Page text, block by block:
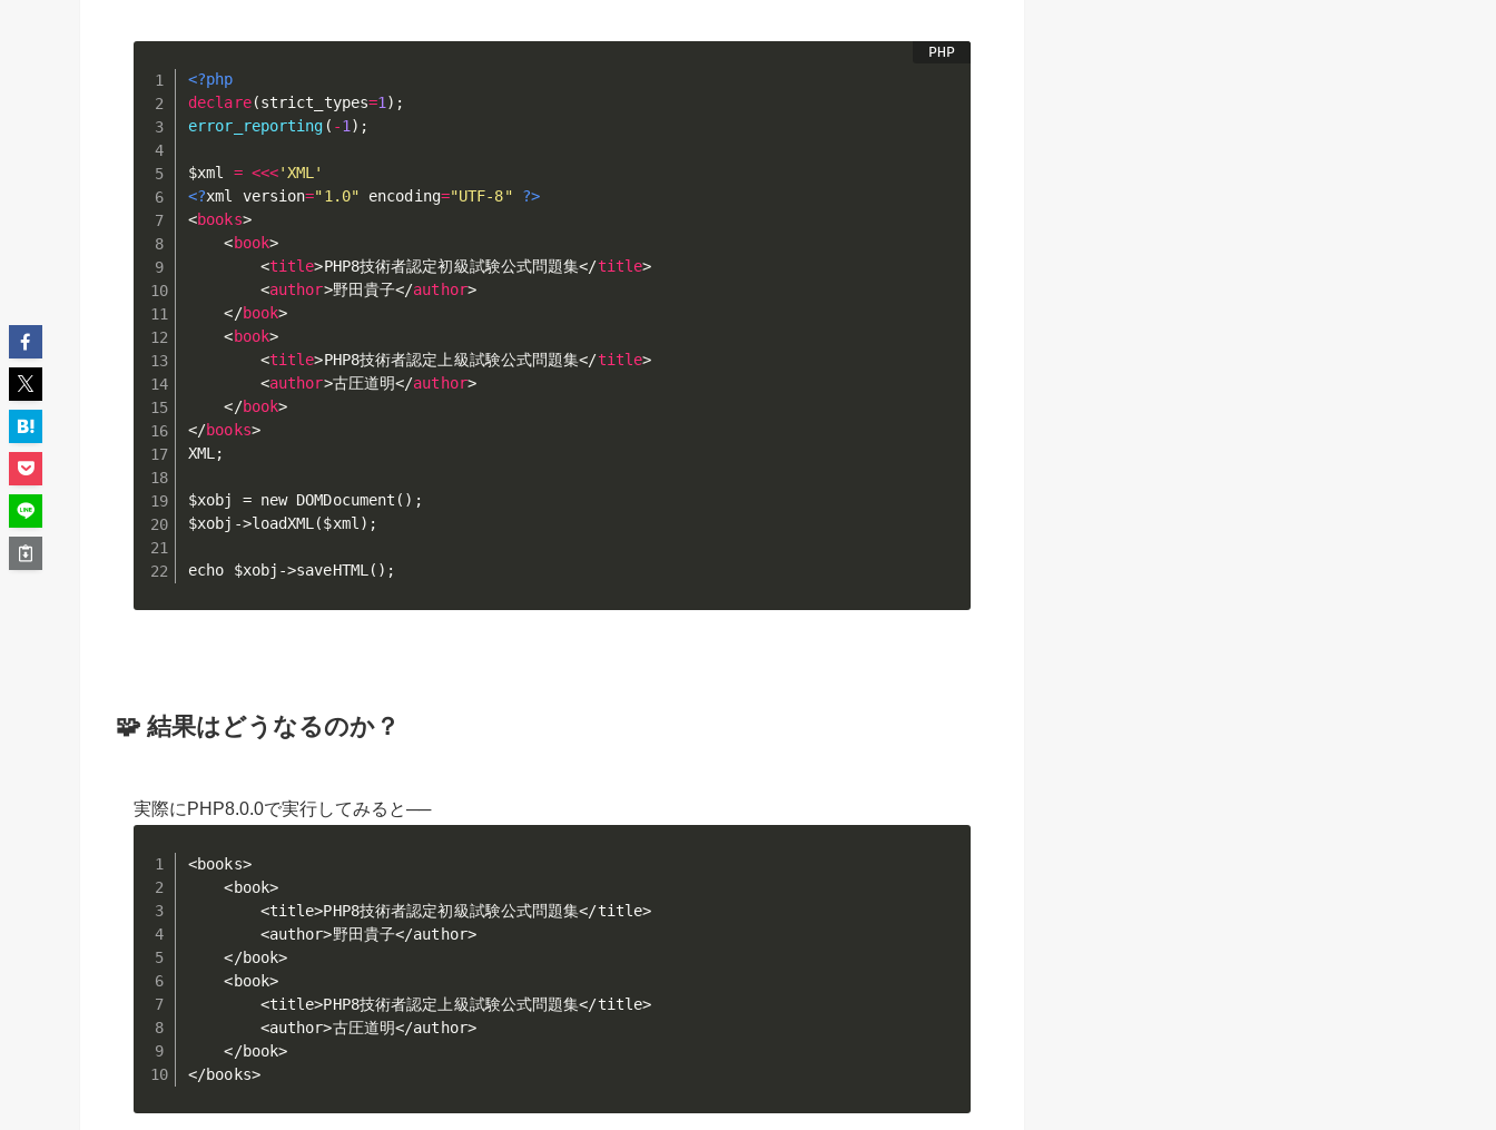
<?php
declare(strict_types=1) ;
error_reporting ( -1) ;
$xml = <<<'XML'
<?xml version="1.0" encoding="UTF-8"
?>
<books>
<book>
<title>PHP8技術者認定初級試験公式問題集</title>
<author>野田貴子</author>
</book>
<book>
<title>PHP8技術者認定上級試験公式問題集</title>
<author>古圧道明</author>
</book>
</books>
XML;
$xobj = new DOMDocument();
$xobj->loadXML($xml);
echo $xobj->saveHTML();
🧩 結果はどうなるのか？
実際にPHP8.0.0で実行してみると──
<books>
    <book>
        <title>PHP8技術者認定初級試験公式問題集</title>
        <author>野田貴子</author>
    </book>
    <book>
        <title>PHP8技術者認定上級試験公式問題集</title>
        <author>古圧道明</author>
    </book>
</books>